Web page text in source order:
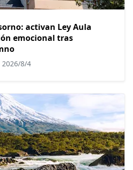
activan Ley Aula
emocional tras
2026/8/4